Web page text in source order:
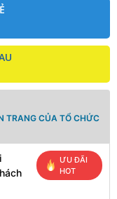
TRANG CỦA TỔ CHỨC
ƯU ĐÃI
HOT